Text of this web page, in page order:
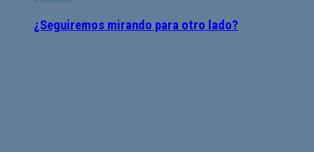
¿Seguiremos mirando para otro lado?